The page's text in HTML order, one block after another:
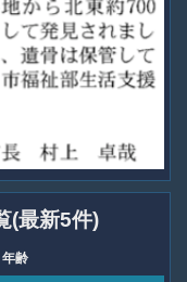
(最新5件)
年齢